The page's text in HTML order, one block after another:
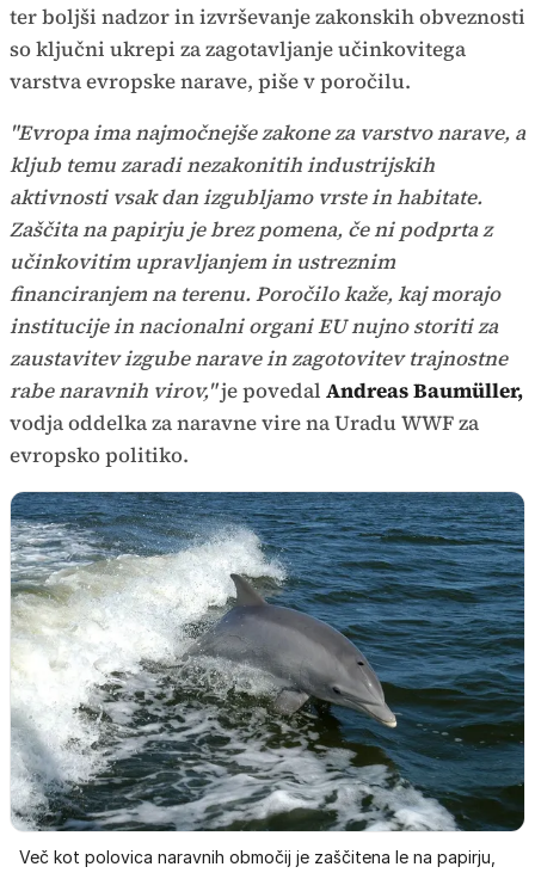
ter boljši nadzor in izvrševanje zakonskih obveznosti
so ključni ukrepi za zagotavljanje učinkovitega
varstva evropske narave, piše v poročilu.
"Evropa ima najmočnejše zakone za varstvo narave, a
kljub temu zaradi nezakonitih industrijskih
aktivnosti vsak dan izgubljamo vrste in habitate.
Zaščita na papirju je brez pomena, če ni podprta z
učinkovitim upravljanjem in ustreznim
financiranjem na terenu. Poročilo kaže, kaj morajo
institucije in nacionalni organi EU nujno storiti za
zaustavitev izgube narave in zagotovitev trajnostne
rabe naravnih virov,"je povedal Andreas Baumüller,
vodja oddelka za naravne vire na Uradu WWF za
evropsko politiko.
Več kot polovica naravnih območij je zaščitena le na papirju,